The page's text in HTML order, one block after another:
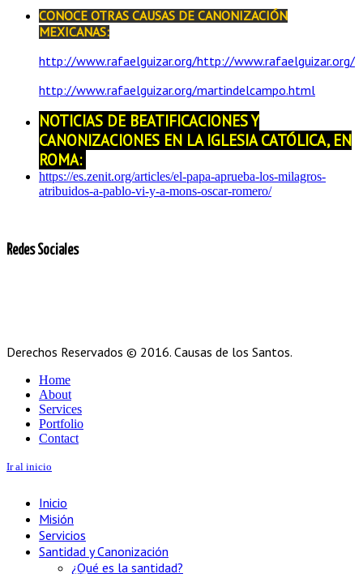
CONOCE OTRAS CAUSAS DE CANONIZACIÓN
MEXICANAS:
http://www.rafaelguizar.org/http://www.rafaelguizar.org/
http://www.rafaelguizar.org/martindelcampo.html
NOTICIAS DE BEATIFICACIONES Y
CANONIZACIONES EN LA IGLESIA CATÓLICA, EN
ROMA:
https://es.zenit.org/articles/el-papa-aprueba-los-milagros-
atribuidos-a-pablo-vi-y-a-mons-oscar-romero/
Redes Sociales
Derechos Reservados © 2016. Causas de los Santos.
Home
About
Services
Portfolio
Contact
Ir al inicio
Inicio
Misión
Servicios
Santidad y Canonización
¿Qué es la santidad?